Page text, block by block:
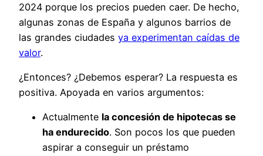
2024 porque los precios pueden caer. De hecho,
algunas zonas de España y algunos barrios de
las grandes ciudades ya experimentan caídas de
valor.
¿Entonces? ¿Debemos esperar? La respuesta es
positiva. Apoyada en varios argumentos:
Actualmente la concesión de hipotecas se
ha endurecido. Son pocos los que pueden
aspirar a conseguir un préstamo